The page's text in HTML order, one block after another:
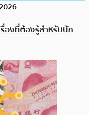
องที่ต้องรู้สำหรับนัก